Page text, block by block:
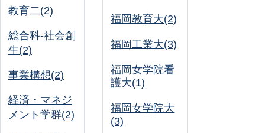
教育二(2)
総合科-社会創
生(2)
事業構想(2)
経済・マネジ
メント学群(2)
福岡教育大(2)
福岡工業大(3)
福岡女学院看
護大(1)
福岡女学院大
(3)